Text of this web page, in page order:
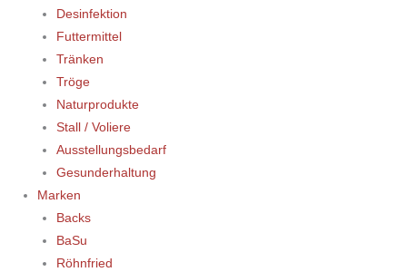
Desinfektion
Futtermittel
Tränken
Tröge
Naturprodukte
Stall / Voliere
Ausstellungsbedarf
Gesunderhaltung
Marken
Backs
BaSu
Röhnfried